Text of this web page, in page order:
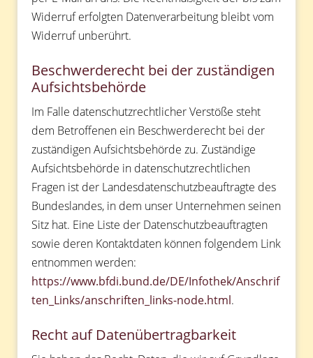
Widerruf erfolgten Datenverarbeitung bleibt vom
Widerruf unberührt.
Beschwerderecht bei der zuständigen
Aufsichtsbehörde
Im Falle datenschutzrechtlicher Verstöße steht
dem Betroffenen ein Beschwerderecht bei der
zuständigen Aufsichtsbehörde zu. Zuständige
Aufsichtsbehörde in datenschutzrechtlichen
Fragen ist der Landesdatenschutzbeauftragte des
Bundeslandes, in dem unser Unternehmen seinen
Sitz hat. Eine Liste der Datenschutzbeauftragten
sowie deren Kontaktdaten können folgendem Link
entnommen werden:
https://www.bfdi.bund.de/DE/Infothek/Anschrif
ten_Links/anschriften_links-node.html.
Recht auf Datenübertragbarkeit